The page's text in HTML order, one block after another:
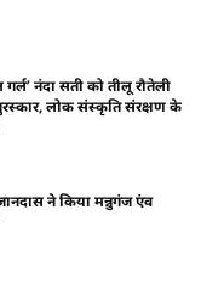
नंदा सती को तीलू रौतेली
पुरस्कार, लोक संस्कृति संरक्षण के
ने किया मन्नुगंज एंव